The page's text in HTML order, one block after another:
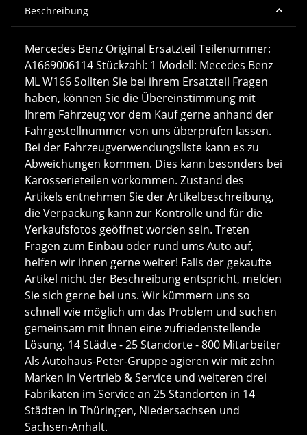
Beschreibung
Mercedes Benz Original Ersatzteil Teilenummer:
A1669006114 Stückzahl: 1 Modell: Mecedes Benz
ML W166 Sollten Sie bei ihrem Ersatzteil Fragen
haben, können Sie die Übereinstimmung mit
Ihrem Fahrzeug vor dem Kauf gerne anhand der
Fahrgestellnummer von uns überprüfen lassen.
Bei der Fahrzeugverwendungsliste kann es zu
Abweichungen kommen. Dies kann besonders bei
Karosserieteilen vorkommen. Zustand des
Artikels entnehmen Sie der Artikelbeschreibung,
die Verpackung kann zur Kontrolle und für die
Verkaufsfotos geöffnet worden sein. Treten
Fragen zum Einbau oder rund ums Auto auf,
helfen wir ihnen gerne weiter! Falls der gekaufte
Artikel nicht der Beschreibung entspricht, melden
Sie sich gerne bei uns. Wir kümmern uns so
schnell wie möglich um das Problem und suchen
gemeinsam mit Ihnen eine zufriedenstellende
Lösung. 14 Städte - 25 Standorte - 800 Mitarbeiter
Als Autohaus-Peter-Gruppe agieren wir mit zehn
Marken in Vertrieb & Service und weiteren drei
Fabrikaten im Service an 25 Standorten in 14
Städten in Thüringen, Niedersachsen und
Sachsen-Anhalt.